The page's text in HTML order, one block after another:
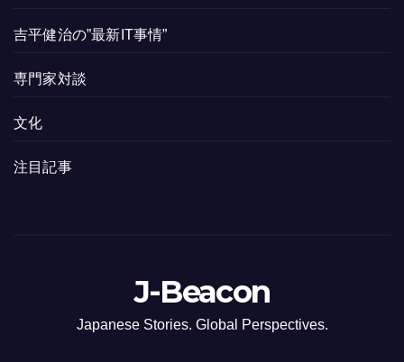
吉平健治の”最新IT事情”
専門家対談
文化
注目記事
J-Beacon
Japanese Stories. Global Perspectives.